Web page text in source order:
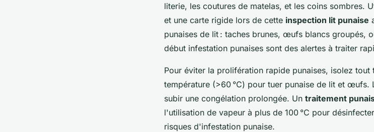
literie, les coutures de matelas, et les coins sombres.
et une carte rigide lors de cette inspection lit punaise
punaises de lit : taches brunes, œufs blancs groupés,
début infestation punaises sont des alertes à traiter
Pour éviter la prolifération rapide punaises, isolez tout
température (>60 °C) pour tuer punaise de lit et œufs.
subir une congélation prolongée. Un traitement
l'utilisation de vapeur à plus de 100 °C pour
risques d'infestation punaise.